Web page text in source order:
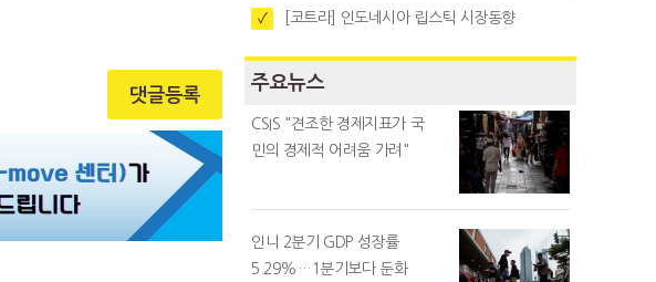
댓글등록
✓ [코트라] 인도네시아 립스틱 시장동향
주요뉴스
CSIS "견조한 경제지표가 국
민의 경제적 어려움 가려"
인니 2분기 GDP 성장률
5.29%…1분기보다 둔화